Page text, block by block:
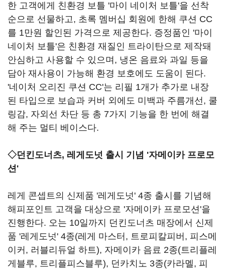
한 고객에게 친환경 보틀 '마이 네이처 보틀'을 선착
순으로 선물하고, 초록 멤버십 회원에 한해 쿠션 CC
를 1만원 할인된 가격으로 제공한다. 증정품인 '마이
네이처 보틀'은 친환경 재질인 트라이탄으로 제작돼
안심하고 사용할 수 있으며, 냉온 음료와 과일 등을
담아 재사용이 가능해 환경 보호에도 도움이 된다.
'네이처 오리진 쿠션 CC'는 리필 1개가 추가로 내장
된 타입으로 보습과 커버 외에도 미백과 주름개선, 쿨
링감, 자외선 차단 등 총 7가지 기능을 한 번에 해결
해 주는 멀티 베이스다.
◇던킨도너츠, 레게도넛 출시 기념 '자메이카 프로모
션'
레게 콘셉트의 신제품 '레게도넛' 4종 출시를 기념해
해피포인트 고객을 대상으로 '자메이카 프로모션'을
진행한다. 오는 10일까지 던킨도너츠 매장에서 신제
품 '레게도넛' 4종(레게 마스터, 트로피칼피버, 피스메
이커, 러블리듀얼 하트), 자메이카 음료 2종(트리플레
게블루, 트리플피스블루), 던카치노 3종(카라멜, 피